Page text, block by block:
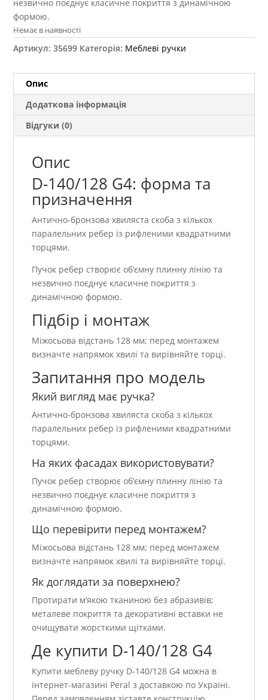
незвично поєднує класичне покриття з динамічною
формою.
Немає в наявності
Артикул:35699 Категорія: Меблеві ручки
Опис
Додаткова інформація
Відгуки (0)
Опис
D-140/128 G4: форма та
призначення
Антично-бронзова хвиляста скоба з кількох
паралельних ребер із рифленими квадратними
торцями.
Пучок ребер створює об’ємну плинну лінію та
незвично поєднує класичне покриття з
динамічною формою.
Підбір і монтаж
Міжосьова відстань 128 мм; перед монтажем
визначте напрямок хвилі та вирівняйте торці.
Запитання про модель
Який вигляд має ручка?
Антично-бронзова хвиляста скоба з кількох
паралельних ребер із рифленими квадратними
торцями.
На яких фасадах використовувати?
Пучок ребер створює об’ємну плинну лінію та
незвично поєднує класичне покриття з
динамічною формою.
Що перевірити перед монтажем?
Міжосьова відстань 128 мм; перед монтажем
визначте напрямок хвилі та вирівняйте торці.
Як доглядати за поверхнею?
Протирати м’якою тканиною без абразивів;
металеве покриття та декоративні вставки не
очищувати жорсткими щітками.
Де купити D-140/128 G4
Купити меблеву ручку D-140/128 G4 можна в
інтернет-магазині Peral з доставкою по Україні.